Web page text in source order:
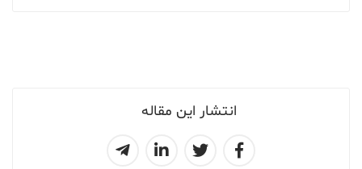
انتشار این مقاله